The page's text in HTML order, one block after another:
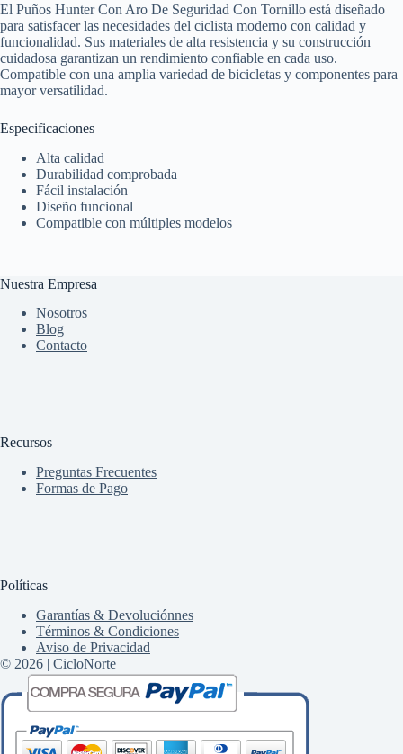
El Puños Hunter Con Aro De Seguridad Con Tornillo está diseñado
para satisfacer las necesidades del ciclista moderno con calidad y
funcionalidad. Sus materiales de alta resistencia y su construcción
cuidadosa garantizan un rendimiento confiable en cada uso.
Compatible con una amplia variedad de bicicletas y componentes para
mayor versatilidad.
Especificaciones
Alta calidad
Durabilidad comprobada
Fácil instalación
Diseño funcional
Compatible con múltiples modelos
Nuestra Empresa
Nosotros
Blog
Contacto
Recursos
Preguntas Frecuentes
Formas de Pago
Políticas
Garantías & Devoluciónnes
Términos & Condiciones
Aviso de Privacidad
© 2026 | CicloNorte |